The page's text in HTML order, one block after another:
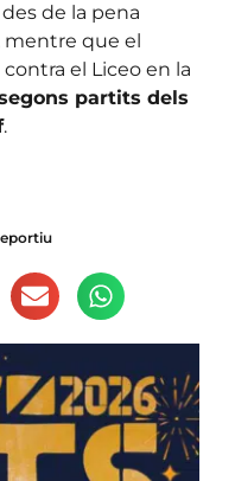
de la pena
mentre que el
contra el Liceo en la
partits dels
.